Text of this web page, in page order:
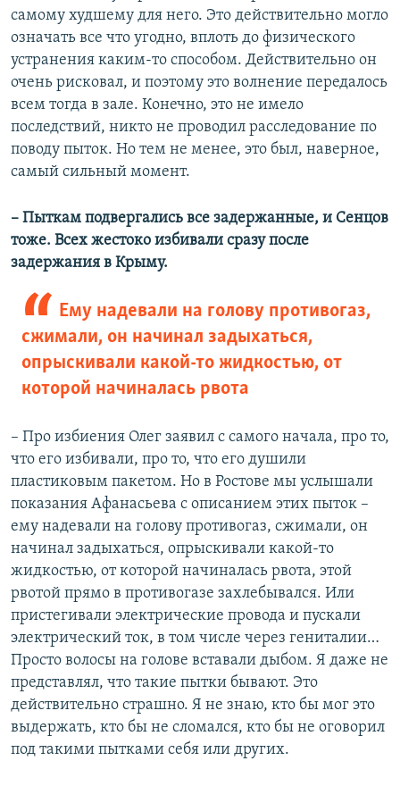
самому худшему для него. Это действительно могло
означать все что угодно, вплоть до физического
устранения каким-то способом. Действительно он
очень рисковал, и поэтому это волнение передалось
всем тогда в зале. Конечно, это не имело
последствий, никто не проводил расследование по
поводу пыток. Но тем не менее, это был, наверное,
самый сильный момент.
– Пыткам подвергались все задержанные, и Сенцов
тоже. Всех жестоко избивали сразу после
задержания в Крыму.
Ему надевали на голову противогаз,
сжимали, он начинал задыхаться,
опрыскивали какой-то жидкостью, от
которой начиналась рвота
– Про избиения Олег заявил с самого начала, про то,
что его избивали, про то, что его душили
пластиковым пакетом. Но в Ростове мы услышали
показания Афанасьева с описанием этих пыток –
ему надевали на голову противогаз, сжимали, он
начинал задыхаться, опрыскивали какой-то
жидкостью, от которой начиналась рвота, этой
рвотой прямо в противогазе захлебывался. Или
пристегивали электрические провода и пускали
электрический ток, в том числе через гениталии…
Просто волосы на голове вставали дыбом. Я даже не
представлял, что такие пытки бывают. Это
действительно страшно. Я не знаю, кто бы мог это
выдержать, кто бы не сломался, кто бы не оговорил
под такими пытками себя или других.